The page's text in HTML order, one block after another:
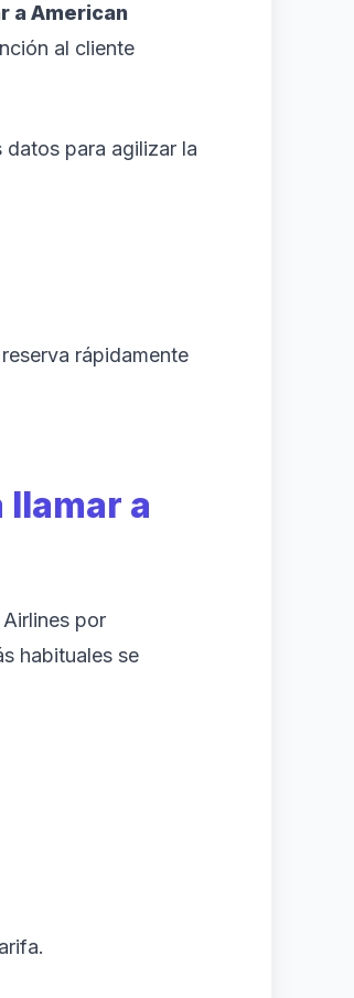
a American
al cliente
para agilizar la
rápidamente
a
por
habituales se